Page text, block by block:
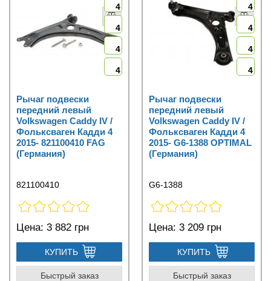
4
4
4
4
Рычаг подвески
передний левый
Volkswagen Caddy IV /
Фольксваген Кадди 4
2015- 821100410 FAG
(Германия)
821100410
Цена: 3 882 грн
КУПИТЬ
Быстрый заказ
4
4
4
4
Рычаг подвески
передний левый
Volkswagen Caddy IV /
Фольксваген Кадди 4
2015- G6-1388 OPTIMAL
(Германия)
G6-1388
Цена: 3 209 грн
КУПИТЬ
Быстрый заказ